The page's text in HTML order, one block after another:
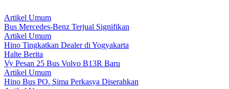
Artikel Umum
Bus Mercedes-Benz Terjual Signifikan
Artikel Umum
Hino Tingkatkan Dealer di Yogyakarta
Halte Berita
Vy Pesan 25 Bus Volvo B13R Baru
Artikel Umum
Hino Bus PO. Sima Perkasya Diserahkan